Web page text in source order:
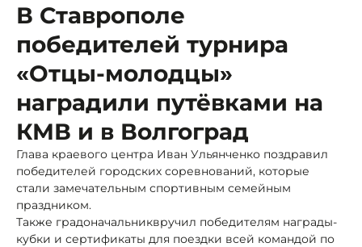
В Ставрополе
победителей турнира
«Отцы-молодцы»
наградили путёвками на
КМВ и в Волгоград
Глава краевого центра Иван Ульянченко поздравил
победителей городских соревнований, которые
стали замечательным спортивным семейным
праздником.
Также градоначальниквручил победителям награды-
кубки и сертификаты для поездки всей командой по